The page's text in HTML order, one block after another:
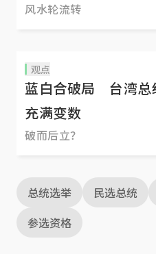
风水轮流转
观点
蓝白合破局 台湾总
充满变数
破而后立？
总统选举 民选总统
参选资格